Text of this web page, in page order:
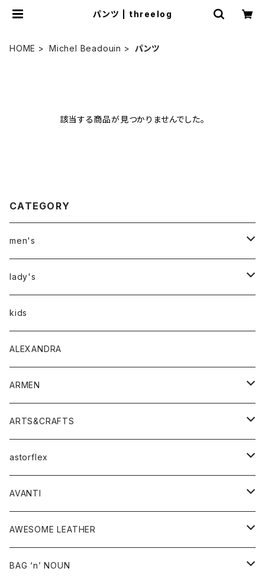
パンツ | threelog
HOME Michel Beadouin パンツ
該当する商品が見つかりませんでした。
CATEGORY
men's
アウター
トップス
Tシャツ
シャツ
ボトムス
lady's
アウター
トップス
Tシャツ・カットソー
シャツ・ブラウス
ボトムス
パンツ
スカート
ワンピース・オールインワン
バッグ
シューズ
アクセサリー
その他雑貨
kids
ALEXANDRA
ARMEN
アウター
コート
ジャケット
トップス
ベスト
シャツ
ワンピース
ボトム
スカート
グッズ
ARTS&CRAFTS
アクセサリー
ウォレット
バッグ
astorflex
グッズ
靴
AVANTI
シャツ
AWESOME LEATHER
アウター
BAG ‘n’ NOUN